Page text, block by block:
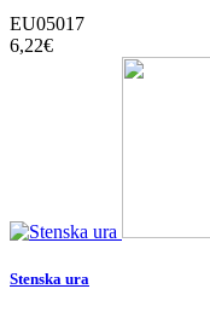
EU05017
6,22‎€
Stenska ura